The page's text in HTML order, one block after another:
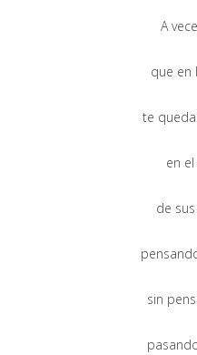
A
que en
te
en
de
sin